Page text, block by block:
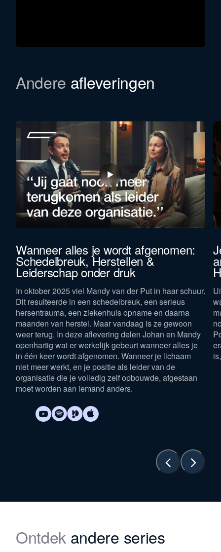
Andere afleveringen
Wanneer alles je wordt afgenomen:
Schedelbreuk, Herstellen &
Leiderschap onder druk
In oktober 2025 viel Mandy van der Put in haar schuur.
Dit resulteerde in een schedelbreuk, een serieus
hersentrauma, een ziekenhuis opname en daarna
maanden van herstel. Maar vandaag is ze gewoon
weer terug. In deze aflevering delen Johan en Mandy
openhartig wat er werkelijk gebeurt wanneer alles je
in één keer wordt afgenomen. Wanneer je lichaam
niet meer werkt, en je positie als leider van de
organisatie die je volledig zelf opbouwde, afgestaan
moet worden aan iemand anders.
Ontdek andere series